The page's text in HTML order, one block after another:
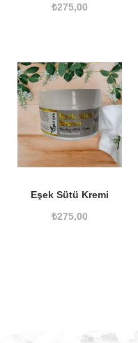
₺275,00
Eşek Sütü Kremi
₺275,00